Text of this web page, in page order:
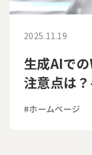
2025.11.19
生成AIで
注意点は
#ホームページ